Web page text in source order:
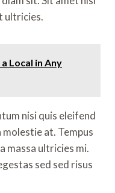
ultricies.
Local in Any
nisi quis eleifend
at. Tempus
massa ultricies mi.
sed sed risus